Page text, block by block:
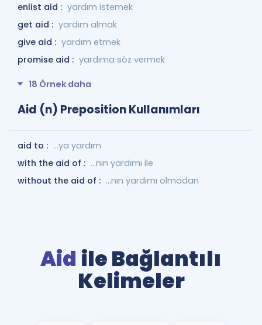
enlist aid : yardım istemek
get aid : yardım almak
give aid : yardım etmek
promise aid : yardıma söz vermek
18 Örnek daha
Aid (n) Preposition Kullanımları
aid to : ...ya yardım
with the aid of : ...nın yardımı ile
without the aid of : ...nın yardımı olmadan
Aid ile Bağlantılı
Kelimeler